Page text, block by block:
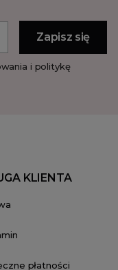
i politykę
KLIENTA
płatności